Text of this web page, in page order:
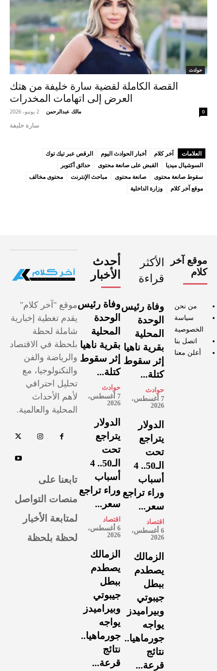
حوادث
القصة الكاملة لقضية سارة خليفة من هتك
العرض إلى اتهامات المخدرات
مالك عبدالرحمن - 2 يونيو، 2026 0
سارة خليفة
العلامات آخر كلام أخبار الحوادث اليوم
الرقص عبر تيك توك
السوشيال ميديا
القبض على صانعة محتوى
حدائق أكتوبر
سقوط صانعة محتوى
صانعة محتوى مباحث الإنترنت
محتوى مخالف
موقع آخر كلام
وزارة الداخلية
موقع آخر
كلام
من نحن
سياسة
الخصوصية
اتصل بنا
أعلن معنا
الأكثر
قراءة
وفاة رئيس
الوحدة
المحلية
بقرية ناهيا
إثر سقوط
كتلة...
حوادث
7 أغسطس،
2026
الدولار
يتراجع
تحت
الـ50.. 4
أسباب
وراء تراجع
سعر...
اقتصاد
6 أغسطس،
2026
الزمالك
يصطدم
ببطل
جيبوتي
وبيراميدز
يواجه
جورماهيا..
نتائج
قرعة...
أحدث
الأخبار
وفاة رئيس
الوحدة
المحلية
بقرية ناهيا
إثر سقوط
كتلة...
حوادث
7 أغسطس،
2026
الدولار
يتراجع
تحت
الـ50.. 4
أسباب
وراء تراجع
سعر...
اقتصاد
6 أغسطس،
2026
الزمالك
يصطدم
ببطل
جيبوتي
وبيراميدز
يواجه
جورماهيا..
نتائج
قرعة...
موقع "آخر كلام"
يقدم تغطية إخبارية
شاملة لحظة
بلحظة في الاقتصاد
والرياضة والفن
والتكنولوجيا، مع
تحليل احترافي
لأهم الأحداث
المحلية والعالمية.
تابعنا على
منصات التواصل
لمتابعة الأخبار
لحظة بلحظة